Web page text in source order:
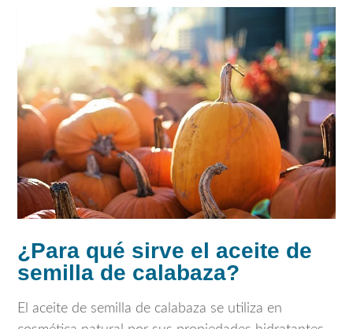
¿Para qué sirve el aceite de
semilla de calabaza?
El aceite de semilla de calabaza se utiliza en